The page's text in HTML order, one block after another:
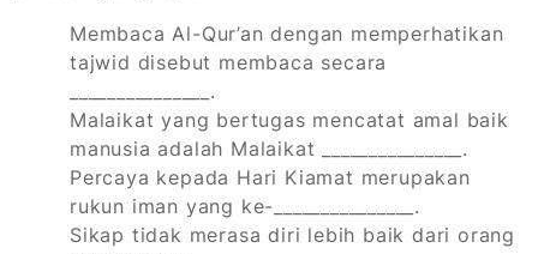
Membaca Al-Qur’an dengan memperhatikan
tajwid disebut membaca secara
_______________.
Malaikat yang bertugas mencatat amal baik
manusia adalah Malaikat _______________.
Percaya kepada Hari Kiamat merupakan
rukun iman yang ke-_______________.
Sikap tidak merasa diri lebih baik dari orang